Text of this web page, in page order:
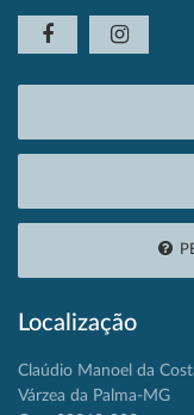
Localização
Claúdio Manoel da
Várzea da Palma-MG